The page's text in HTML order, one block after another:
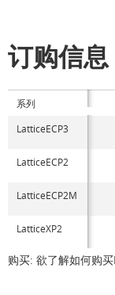
订购信息
系列
LatticeECP3
LatticeECP2
LatticeECP2M
LatticeXP2
购买: 欲了解如何购